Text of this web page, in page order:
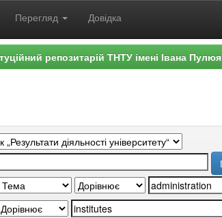
Перегляд Довідка
репозитарій ТНТУ імені Івана Пулюя